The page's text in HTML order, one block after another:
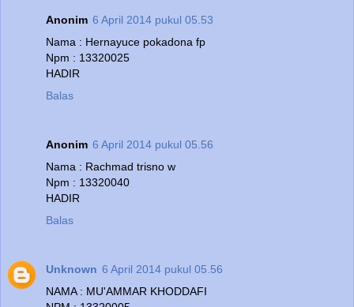
Anonim 6 April 2014 pukul 05.53
Nama : Hernayuce pokadona fp
Npm : 13320025
HADIR
Balas
Anonim 6 April 2014 pukul 05.56
Nama : Rachmad trisno w
Npm : 13320040
HADIR
Balas
Unknown 6 April 2014 pukul 05.56
NAMA : MU'AMMAR KHODDAFI